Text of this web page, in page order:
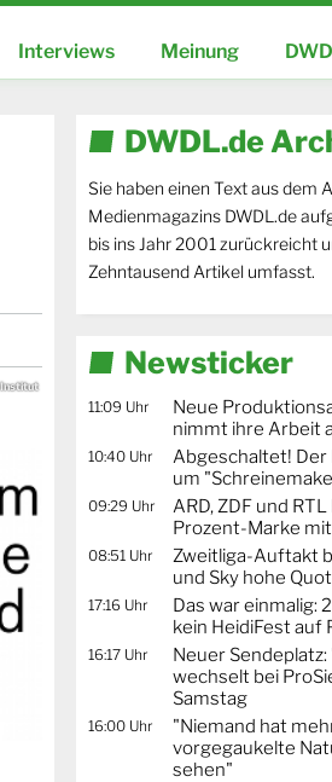
Interviews Meinung
Institut
DWDL.de
Sie haben einen Text aus dem
Medienmagazins DWDL.de
bis ins Jahr 2001 zurückreicht
Zehntausend Artikel umfasst.
Newsticker
11:09 Uhr
Neue
nimmt ihre Arbeit
10:40 Uhr
Abgeschaltet!
um
09:29 Uhr
ARD, ZDF und
Prozent-Marke
08:51 Uhr
Zweitliga-Auftakt
und Sky hohe
17:16 Uhr
Das war einmalig:
kein HeidiFest auf
16:17 Uhr
Neuer
wechselt bei
Samstag
16:00 Uhr
"Niemand hat
vorgegaukelte
sehen"